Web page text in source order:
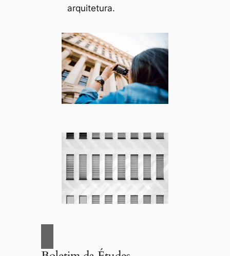
arquitetura.